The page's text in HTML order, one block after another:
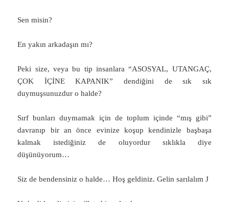
Sen misin?
En yakın arkadaşın mı?
Peki size, veya bu tip insanlara “ASOSYAL, UTANGAÇ,
ÇOK İÇİNE KAPANIK” dendiğini de sık sık
duymuşsunuzdur o halde?
Sırf bunları duymamak için de toplum içinde “mış gibi”
davranıp bir an önce evinize koşup kendinizle başbaşa
kalmak istediğiniz de oluyordur sıklıkla diye
düşünüyorum…
Siz de bendensiniz o halde… Hoş geldiniz. Gelin sarılalım J